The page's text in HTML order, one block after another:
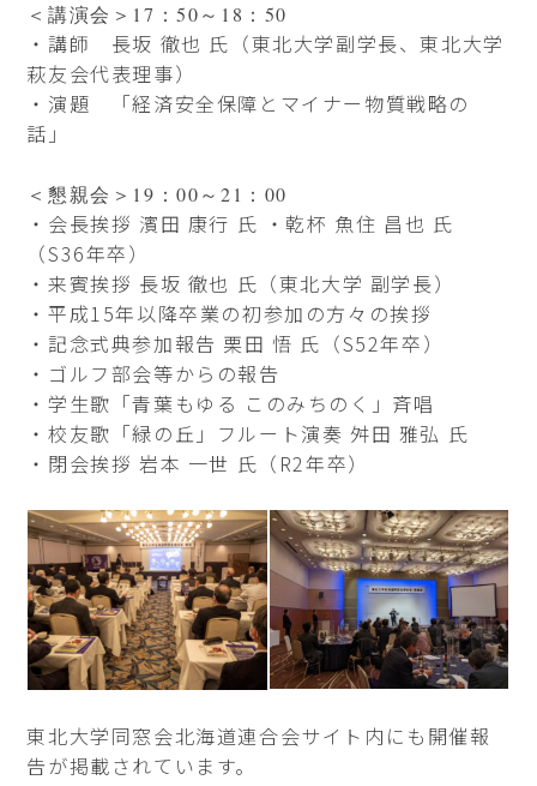
＜講演会＞17：50～18：50
・講師 長坂 徹也 氏（東北大学副学長、東北大学
萩友会代表理事）
・演題 「経済安全保障とマイナー物質戦略の
話」
＜懇親会＞19：00～21：00
・会長挨拶 濱田 康行 氏 ・乾杯 魚住 昌也 氏
（S36年卒）
・来賓挨拶 長坂 徹也 氏（東北大学 副学長）
・平成15年以降卒業の初参加の方々の挨拶
・記念式典参加報告 栗田 悟 氏（S52年卒）
・ゴルフ部会等からの報告
・学生歌「青葉もゆる このみちのく」斉唱
・校友歌「緑の丘」フルート演奏 舛田 雅弘 氏
・閉会挨拶 岩本 一世 氏（R2年卒）
東北大学同窓会北海道連合会サイト内にも開催報
告が掲載されています。